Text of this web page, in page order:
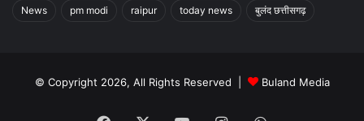
News pm modi raipur today news बुलंद छत्तीसगढ़
© Copyright 2026, All Rights Reserved | Buland Media